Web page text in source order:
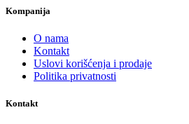
Kompanija
O nama
Kontakt
Uslovi korišćenja i prodaje
Politika privatnosti
Kontakt